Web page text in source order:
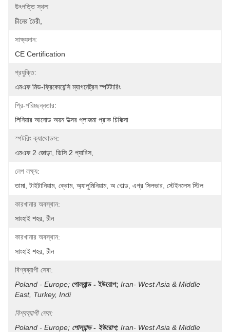
উৎপত্তি স্থল:
চীনের তৈরী,
সাক্ষ্যদান:
CE Certification
প্রযুক্তি:
এমএফ মিড-ফ্রিকোয়েন্সি ম্যাগনেট্রন স্পটটারিং
প্রি-পরিচ্ছন্নতার:
লিনিয়ার আনোড অয়ন উত্সর প্লাজমা প্রাক চিকিত্সা
স্পটরিং ক্যাথোডস:
এমএফ 2 জোড়া, ডিসি 2 প্যারিস,
লেপ লক্ষ্য:
তামা, টাইটানিয়াম, ক্রোম, অ্যালুমিনিয়াম, অ গোল্ড, এগ্র সিলভার, স্টেইনলেস স্টিল
কারখানার অবস্থান:
সাংহাই শহর, চীন
কারখানার অবস্থান:
সাংহাই শহর, চীন
বিশ্বব্যাপী সেবা:
Poland - Europe; পোল্যান্ড - ইউরোপ; Iran- West Asia & Middle
East, Turkey, Indi
বিশ্বব্যাপী সেবা:
Poland - Europe; পোল্যান্ড - ইউরোপ; Iran- West Asia & Middle